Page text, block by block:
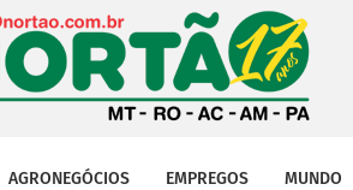
AGRONEGÓCIOS EMPREGOS MUNDO